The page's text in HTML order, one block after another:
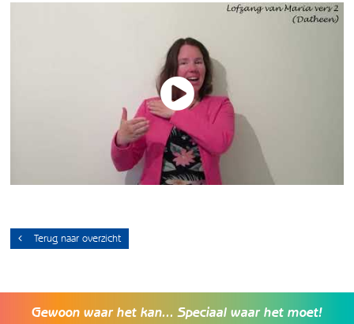
Terug naar overzicht
Gewoon waar het kan... Speciaal waar het moet!